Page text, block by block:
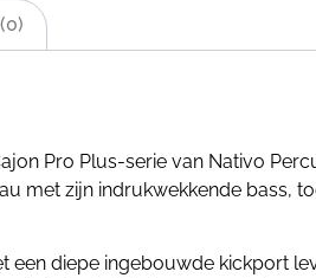
Pro Plus-serie van Nativo
met zijn indrukwekkende bass,
diepe ingebouwde kickport